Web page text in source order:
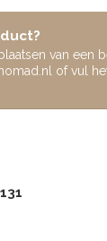
van een
of vul